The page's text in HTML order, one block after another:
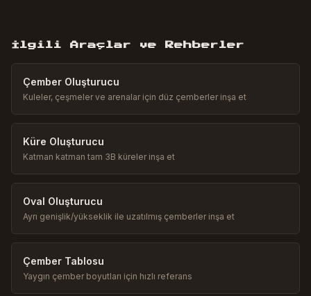
İlgili Araçlar ve Rehberler
Çember Oluşturucu
Kuleler, çeşmeler ve arenalar için düz çemberler inşa et
Küre Oluşturucu
Katman katman tam 3B küreler inşa et
Oval Oluşturucu
Ayrı genişlik/yükseklik ile uzatılmış çemberler inşa et
Çember Tablosu
Yaygın çember boyutları için hızlı referans